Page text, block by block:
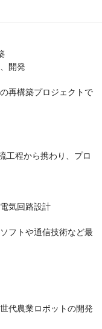
開発
再構築プロジェクトで
工程から携わり、プロ
気回路設計
フトや通信技術など最
代農業ロボットの開発